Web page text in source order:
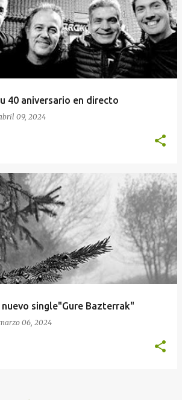
40 aniversario en directo
09, 2024
nuevo single"Gure Bazterrak"
06, 2024